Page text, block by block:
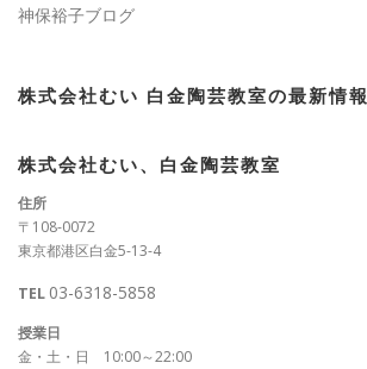
神保裕子ブログ
株式会社むい 白金陶芸教室の最新情報
株式会社むい、白金陶芸教室
住所
〒108-0072
東京都港区白金5-13-4
TEL 03-6318-5858
授業日
金・土・日 10:00～22:00